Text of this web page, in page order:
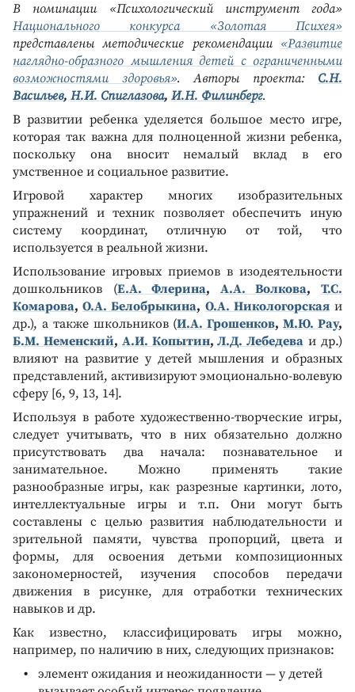
В номинации «Психологический инструмент года»
Национального конкурса «Золотая Психея»
представлены методические рекомендации «Развитие
наглядно-образного мышления детей с ограниченными
возможностями здоровья». Авторы проекта: С.Н.
Васильев, Н.И. Спиглазова, И.Н. Филинберг.
В развитии ребенка уделяется большое место игре,
которая так важна для полноценной жизни ребенка,
поскольку она вносит немалый вклад в его
умственное и социальное развитие.
Игровой характер многих изобразительных
упражнений и техник позволяет обеспечить иную
систему координат, отличную от той, что
используется в реальной жизни.
Использование игровых приемов в изодеятельности
дошкольников (Е.А. Флерина, А.А. Волкова,Т.С.
Комарова,О.А. Белобрыкина, О.А. Никологорскаяи
др.), а также школьников (И.А. Грошенков,М.Ю. Рау,
Б.М. Неменский, А.И. Копытин,Л.Д. Лебедева и др.)
влияют на развитие у детей мышления и образных
представлений, активизируют эмоционально-волевую
сферу [6, 9, 13, 14].
Используя в работе художественно-творческие игры,
следует учитывать, что в них обязательно должно
присутствовать два начала: познавательное и
занимательное. Можно применять такие
разнообразные игры, как разрезные картинки, лото,
интеллектуальные игры и т.п. Они могут быть
составлены с целью развития наблюдательности и
зрительной памяти, чувства пропорций, цвета и
формы, для освоения детьми композиционных
закономерностей, изучения способов передачи
движения в рисунке, для отработки технических
навыков и др.
Как известно, классифицировать игры можно,
например, по наличию в них, следующих признаков:
элемент ожидания и неожиданности — у детей